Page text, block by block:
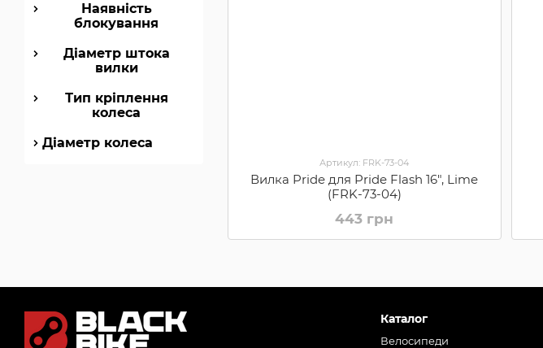
Артикул: FRK-73-04
Вилка Pride для Pride Flash 16", Lime
(FRK-73-04)
443 грн
Наявність
блокування
Діаметр штока
вилки
Тип кріплення
колеса
Діаметр колеса
Каталог
Велосипеди